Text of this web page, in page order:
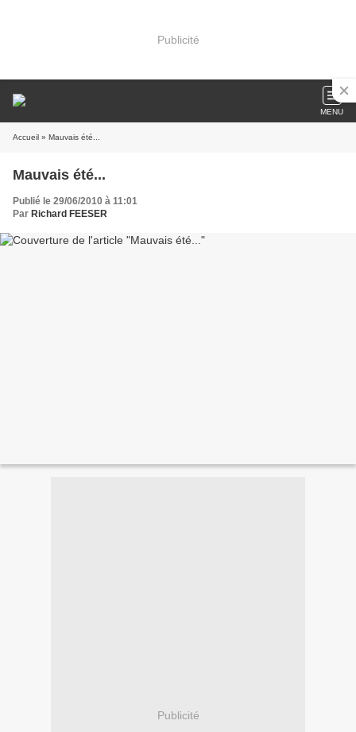
Publicité
MENU
Accueil » Mauvais été...
Mauvais été...
Publié le 29/06/2010 à 11:01
Par Richard FEESER
Publicité